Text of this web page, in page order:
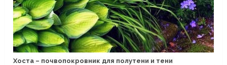
Хоста – почвопокровник для полутени и тени